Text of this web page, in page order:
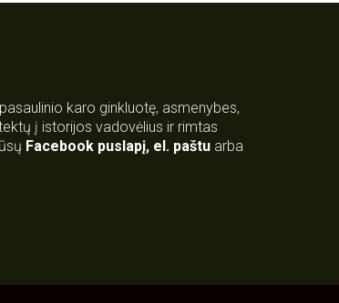
karo ginkluotę, asmenybes,
į istorijos vadovėlius ir rimtas
Facebook puslapį, el. paštu arba